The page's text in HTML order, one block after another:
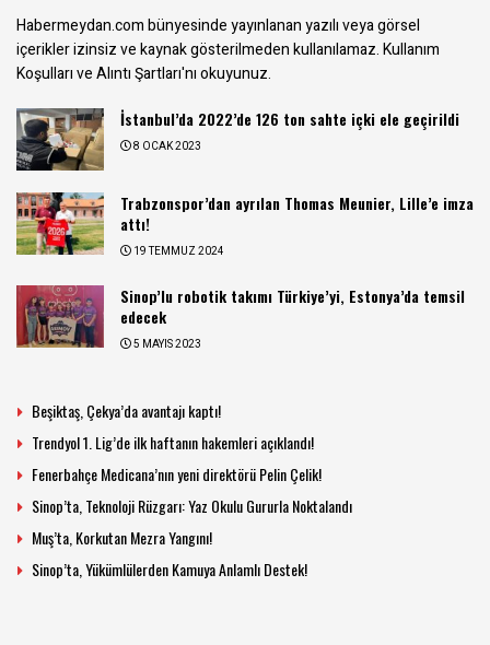
Habermeydan.com bünyesinde yayınlanan yazılı veya görsel
içerikler izinsiz ve kaynak gösterilmeden kullanılamaz.Kullanım
Koşulları ve Alıntı Şartları'nı okuyunuz.
İstanbul’da 2022’de 126 ton sahte içki ele geçirildi
8 OCAK 2023
Trabzonspor’dan ayrılan Thomas Meunier, Lille’e imza
attı!
19 TEMMUZ 2024
Sinop’lu robotik takımı Türkiye’yi, Estonya’da temsil
edecek
5 MAYIS 2023
Beşiktaş, Çekya’da avantajı kaptı!
Trendyol 1. Lig’de ilk haftanın hakemleri açıklandı!
Fenerbahçe Medicana’nın yeni direktörü Pelin Çelik!
Sinop’ta, Teknoloji Rüzgarı: Yaz Okulu Gururla Noktalandı
Muş’ta, Korkutan Mezra Yangını!
Sinop’ta, Yükümlülerden Kamuya Anlamlı Destek!